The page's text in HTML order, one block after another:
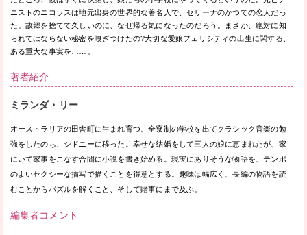
ニストのニコラスは地元出身の世界的な著名人で、セリーナのかつての恋人だっ
た。故郷を捨てて久しいのに、なぜ帰る気になったのだろう。まさか、絶対に知
られてはならない秘密を嗅ぎつけたの?大切な愛娘フェリシティの出生に関する、
ある重大な事実を……。
著者紹介
ミランダ・リー
オーストラリアの田舎町に生まれ育つ。全寮制の学校を出てクラシック音楽の勉
強をしたのち、シドニーに移った。幸せな結婚をして三人の娘に恵まれたが、家
にいて家事をこなす合間に小説を書き始める。現実にありそうな物語を、テンポ
のよいセクシーな描写で描くことを得意とする。趣味は幅広く、長編の物語を読
むことからパズルを解くこと、そして賭事にまで及ぶ。
編集者コメント